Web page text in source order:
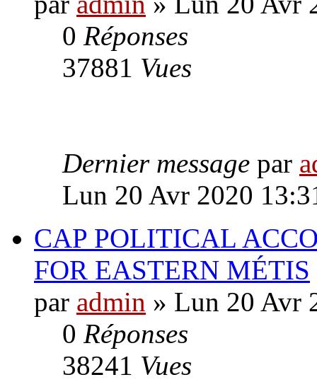
0 Réponses
37881 Vues
Dernier message par
Lun 20 Avr 2020
CAP POLITICAL
FOR EASTERN MÉTIS
par admin » Lun 20 Avr
0 Réponses
38241 Vues